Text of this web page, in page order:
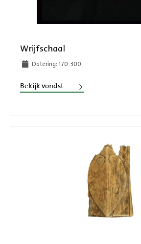
Wrijfschaal
Datering: 170-300
Bekijk vondst Wrijfschaal